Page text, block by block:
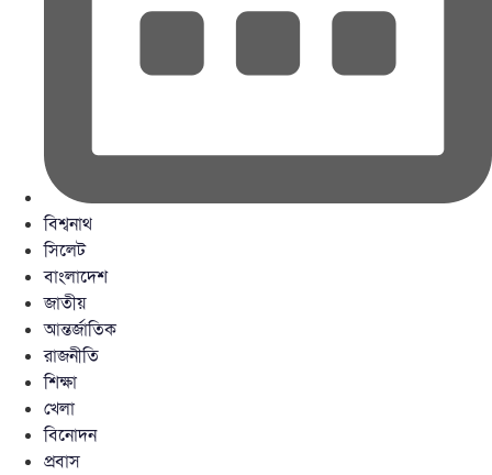
বিশ্বনাথ
সিলেট
বাংলাদেশ
জাতীয়
আন্তর্জাতিক
রাজনীতি
শিক্ষা
খেলা
বিনোদন
প্রবাস